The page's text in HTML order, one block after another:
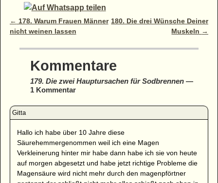
Artikelnavigation
← 178. Warum Frauen Männer
nicht weinen lassen
180. Die drei Wünsche Deiner
Muskeln →
Kommentare
179. Die zwei Hauptursachen für Sodbrennen—
1 Kommentar
Hallo ich habe über 10 Jahre diese
Säurehemmergenommen weil ich eine Magen
Verkleinerung hinter mir habe dann habe ich sie von heute
auf morgen abgesetzt und habe jetzt richtige Probleme die
Magensäure wird nicht mehr durch den magenpförtner